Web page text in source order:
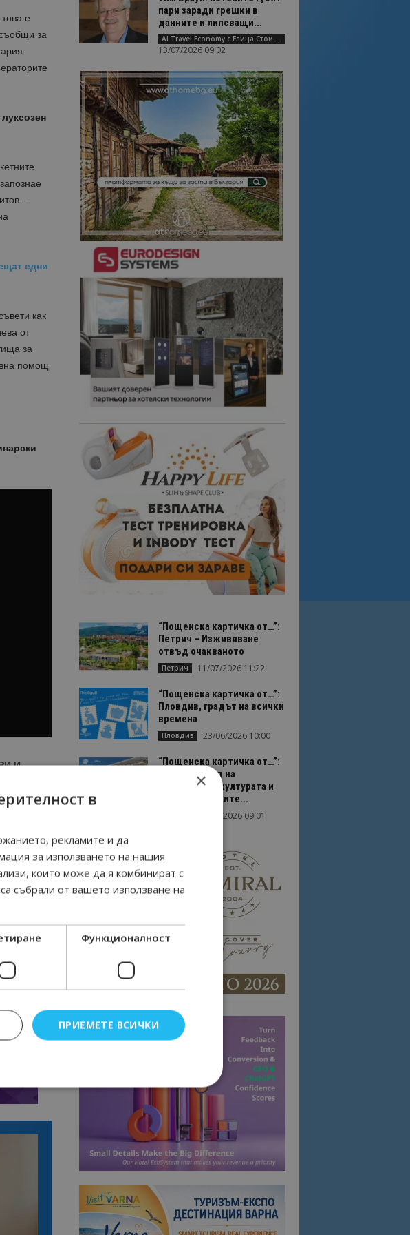
е
за
–
едни
как
от
за
помощ
И
пари заради грешки в
данните и липсващи...
AI Travel Economy с Елица Стоилова
13/07/2026 09:02
“Пощенска картичка от…”:
Петрич – Изживяване
отвъд очакваното
Петрич 11/07/2026 11:22
“Пощенска картичка от…”:
Пловдив, градът на всички
времена
Пловдив 23/06/2026 10:00
“Пощенска картичка от…”:
Перник – град на
традициите, културата и
вдъхновяващите...
17/06/2026 09:01
×
в
рекламите и да
за използването на нашия
които може да я комбинират с
събрали от вашето използване на
Функционалност
ПРИЕМЕТЕ ВСИЧКИ
уебсайта, като потребителско влизане и
необходими бисквитки.
се използва, за да запомните съгласието
за използването на бисквитки на сайта.